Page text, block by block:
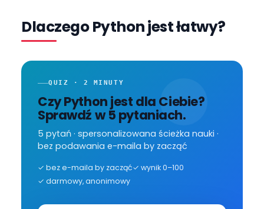
Dlaczego Python jest łatwy?
QUIZ · 2 MINUTY
Czy Python jest dla Ciebie?
Sprawdź w 5 pytaniach.
5 pytań · spersonalizowana ścieżka nauki ·
bez podawania e-maila by zacząć
✓ bez e-maila by zacząć✓ wynik 0–100
✓ darmowy, anonimowy